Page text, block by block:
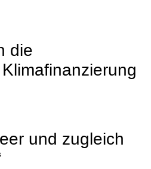
die
und zugleich